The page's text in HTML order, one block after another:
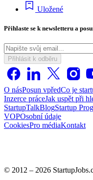
Uložené
Přihlaste se k newsletteru a
Přihlásit k odběru
O násPosun vpředCo je
Inzerce práceJak uspět při
StartupTalkBlogStartup
VOPOsobní údaje
CookiesPro médiaKontakt
© 2012 – 2026